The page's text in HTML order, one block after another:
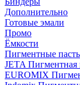
Дополнительно
Готовые эмали
Промо
Ёмкости
Пигментные
JETA Пигментная
EUROMIX